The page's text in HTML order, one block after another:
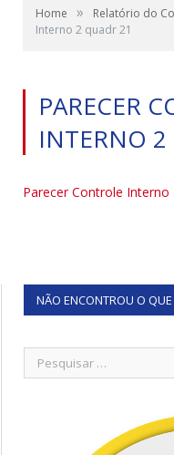
Home » Relatório do
Interno 2 quadr 21
PARECER
INTERNO 2
Parecer Controle Interno
NÃO ENCONTROU O